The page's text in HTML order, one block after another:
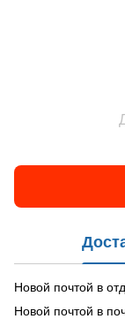
Новой почтой в
Новой почтой в